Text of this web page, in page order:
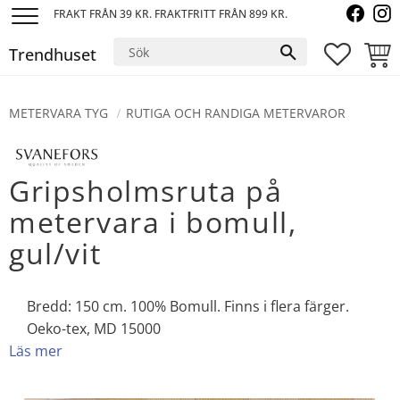
FRAKT FRÅN 39 KR. FRAKTFRITT FRÅN 899 KR.
Trendhuset
METERVARA TYG RUTIGA OCH RANDIGA METERVAROR
Gripsholmsruta på
metervara i bomull,
gul/vit
Bredd: 150 cm. 100% Bomull. Finns i flera färger.
Oeko-tex, MD 15000
Läs mer